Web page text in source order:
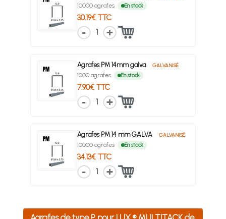
10000 agrafes En stock
30.19€ TTC
1
Agrafes PM 14mm galva GALVANISÉ
1000 agrafes En stock
7.90€ TTC
1
Agrafes PM 14 mm GALVA GALVANISÉ
10000 agrafes En stock
34.13€ TTC
1